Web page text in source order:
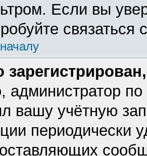
Если вы
связаться
администратор по
вашу учётную
периодически